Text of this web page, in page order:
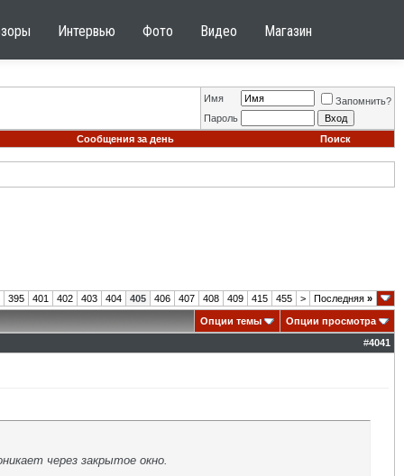
Интервью Фото Видео Магазин
Имя
Запомнить?
Пароль
Сообщения за день Поиск
395 401 402 403 404 405 406 407 408 409 415 455 > Последняя »
Опции темы
Опции просмотра
#4041
через закрытое окно.